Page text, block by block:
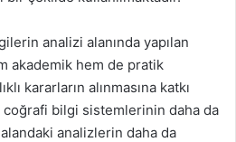
analizi alanında yapılan
akademik hem de pratik
kararların alınmasına katkı
coğrafi bilgi sistemlerinin daha da
analizlerin daha da